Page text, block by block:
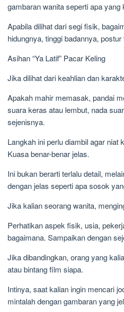
gambaran wanita seperti apa yang
Apabila dilihat dari segi fisik,
hidungnya, tinggi badannya,
Asihan “Ya Latif” Pacar Keling
Jika dilihat dari keahlian dan
Apakah mahir memasak, pandai
suara keras atau lembut, nada
sejenisnya.
Langkah ini perlu diambil agar niat
Kuasa benar-benar jelas.
Ini bukan berarti terlalu detail,
dengan jelas seperti apa sosok
Jika kalian seorang wanita,
Perhatikan aspek fisik, usia,
bagaimana. Sampaikan dengan
Jika dibandingkan, orang yang
atau bintang film siapa.
Intinya, saat kalian ingin mencari
mintalah dengan gambaran yang